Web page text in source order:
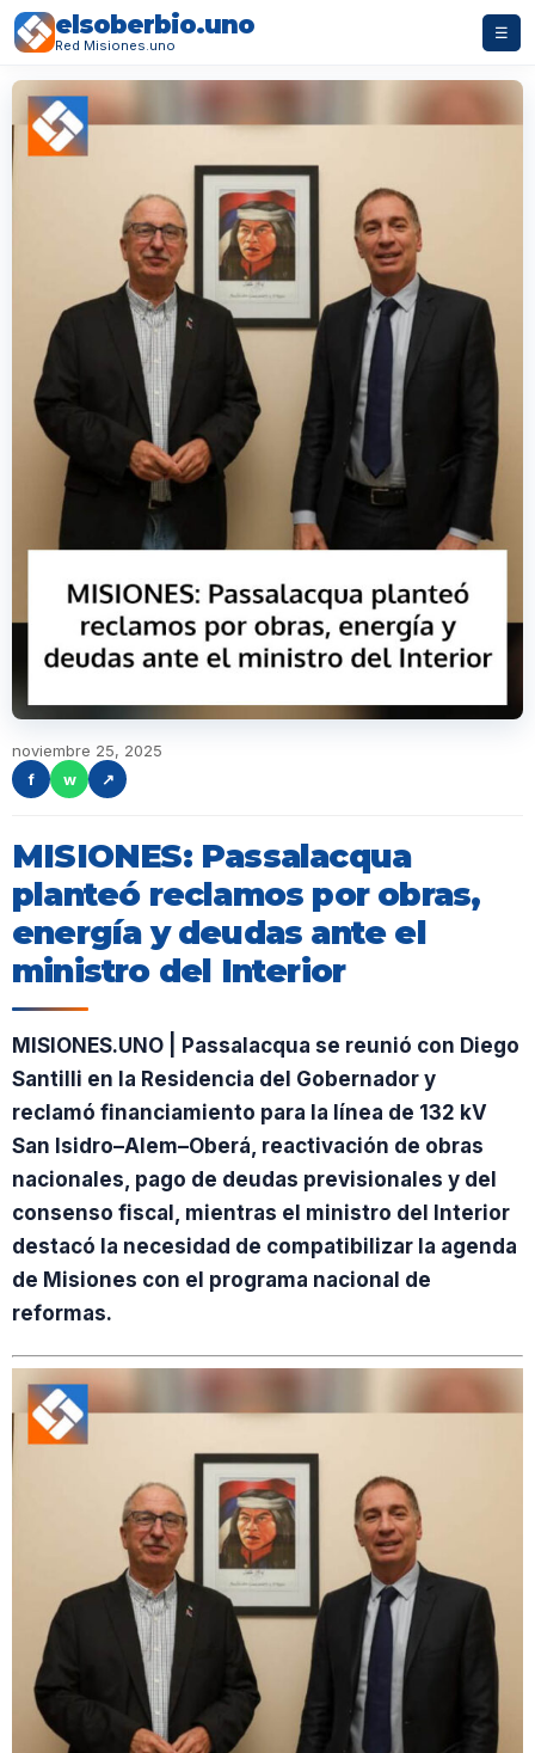
elsoberbio.uno
Red Misiones.uno
☰
noviembre 25, 2025
f
w ↗
MISIONES: Passalacqua
planteó reclamos por obras,
energía y deudas ante el
ministro del Interior
MISIONES.UNO | Passalacqua se reunió con Diego
Santilli en la Residencia del Gobernador y
reclamó financiamiento para la línea de 132 kV
San Isidro–Alem–Oberá, reactivación de obras
nacionales, pago de deudas previsionales y del
consenso fiscal, mientras el ministro del Interior
destacó la necesidad de compatibilizar la agenda
de Misiones con el programa nacional de
reformas.